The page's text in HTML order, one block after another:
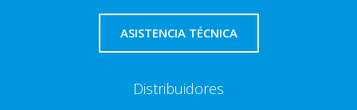
ASISTENCIA TÉCNICA
Distribuidores